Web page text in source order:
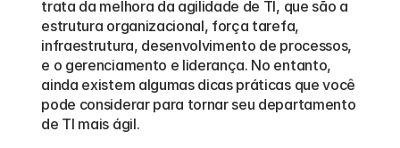
trata da melhora da agilidade de TI, que são a
estrutura organizacional, força tarefa,
infraestrutura, desenvolvimento de processos,
e o gerenciamento e liderança. No entanto,
ainda existem algumas dicas práticas que você
pode considerar para tornar seu departamento
de TI mais ágil.